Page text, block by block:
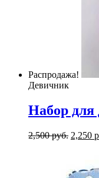
Распродажа!
Девичник
Набор для
2,500руб. 2,250 р